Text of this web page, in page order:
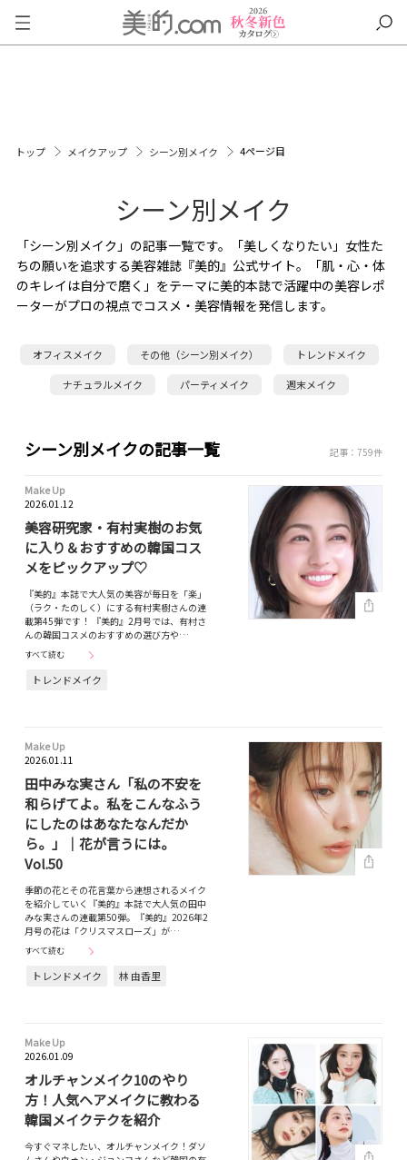
トップ メイクアップ シーン別メイク 4ページ目
シーン別メイク
「シーン別メイク」の記事一覧です。「美しくなりたい」女性た
ちの願いを追求する美容雑誌『美的』公式サイト。「肌・心・体
のキレイは自分で磨く」をテーマに美的本誌で活躍中の美容レポ
ーターがプロの視点でコスメ・美容情報を発信します。
オフィスメイク その他（シーン別メイク） トレンドメイク
ナチュラルメイク パーティメイク 週末メイク
シーン別メイクの記事一覧 記事：759件
Make Up
2026.01.12
美容研究家・有村実樹のお気
に入り＆おすすめの韓国コス
メをピックアップ♡
『美的』本誌で大人気の美容が毎日を「楽」
（ラク・たのしく）にする有村実樹さんの連
載第45弾です！ 『美的』2月号では、有村さ
んの韓国コスメのおすすめの選び方や…
すべて読む
トレンドメイク
Make Up
2026.01.11
田中みな実さん「私の不安を
和らげてよ。私をこんなふう
にしたのはあなたなんだか
ら。」｜花が言うには。
Vol.50
季節の花とその花言葉から連想されるメイク
を紹介していく『美的』本誌で大人気の田中
みな実さんの連載第50弾。『美的』2026年2
月号の花は「クリスマスローズ」が…
すべて読む
トレンドメイク 林 由香里
Make Up
2026.01.09
オルチャンメイク10のやり
方！人気ヘアメイクに教わる
韓国メイクテクを紹介
今すぐマネしたい、オルチャンメイク！ダソ